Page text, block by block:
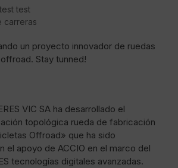
test test
carreras
un proyecto innovador de ruedas
Stay tunned!
VIC SA ha desarrollado el
topológica rueda de fabricación
Offroad» que ha sido
el apoyo de ACCIO en el marco del
tecnologías digitales avanzadas.